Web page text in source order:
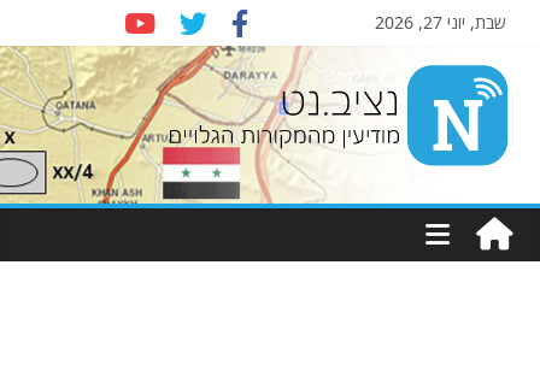
שבת, יוני 27, 2026
Nziv.net
מודיעין
מהמקורות